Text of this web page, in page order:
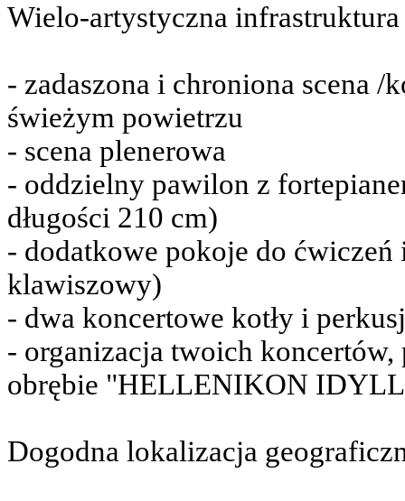
Wielo-artystyczna infrastruktura
- zadaszona i chroniona scena /
świeżym powietrzu
- scena plenerowa
- oddzielny pawilon z
długości 210 cm)
- dodatkowe pokoje do
klawiszowy)
- dwa koncertowe kotły i
- organizacja twoich
obrębie "HELLENIKON
Dogodna lokalizacja